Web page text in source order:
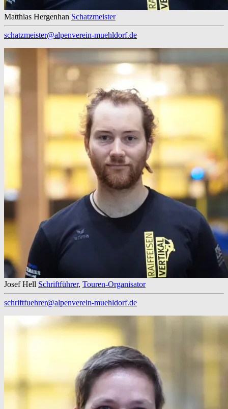
Matthias Hergenhan Schatzmeister
schatzmeister@alpenverein-muehldorf.de
Josef Hell Schriftführer, Touren-Organisator
schriftfuehrer@alpenverein-muehldorf.de